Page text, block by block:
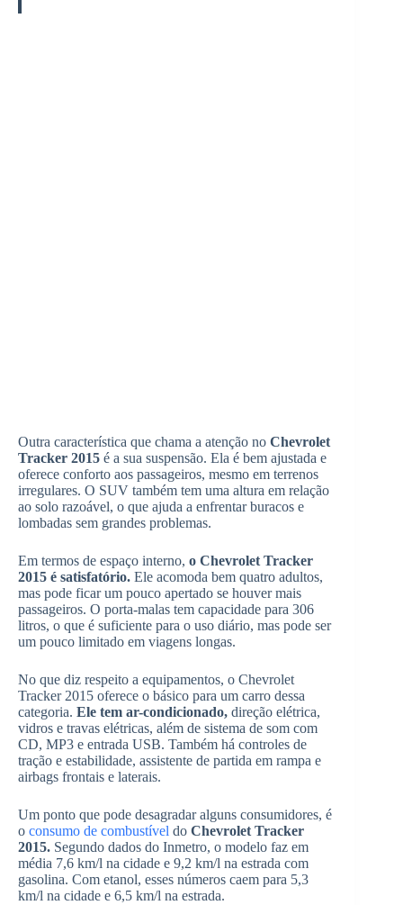
Outra característica que chama a atenção no Chevrolet
Tracker 2015 é a sua suspensão. Ela é bem ajustada e
oferece conforto aos passageiros, mesmo em terrenos
irregulares. O SUV também tem uma altura em relação
ao solo razoável, o que ajuda a enfrentar buracos e
lombadas sem grandes problemas.
Em termos de espaço interno, o Chevrolet Tracker
2015 é satisfatório. Ele acomoda bem quatro adultos,
mas pode ficar um pouco apertado se houver mais
passageiros. O porta-malas tem capacidade para 306
litros, o que é suficiente para o uso diário, mas pode ser
um pouco limitado em viagens longas.
No que diz respeito a equipamentos, o Chevrolet
Tracker 2015 oferece o básico para um carro dessa
categoria. Ele tem ar-condicionado, direção elétrica,
vidros e travas elétricas, além de sistema de som com
CD, MP3 e entrada USB. Também há controles de
tração e estabilidade, assistente de partida em rampa e
airbags frontais e laterais.
Um ponto que pode desagradar alguns consumidores, é
o consumo de combustível do Chevrolet Tracker
2015. Segundo dados do Inmetro, o modelo faz em
média 7,6 km/l na cidade e 9,2 km/l na estrada com
gasolina. Com etanol, esses números caem para 5,3
km/l na cidade e 6,5 km/l na estrada.